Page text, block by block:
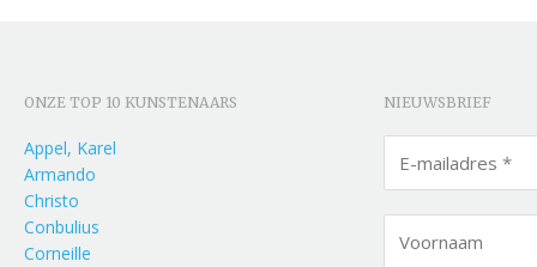
ONZE TOP 10 KUNSTENAARS
Appel, Karel
Armando
Christo
Conbulius
Corneille
NIEUWSBRIEF